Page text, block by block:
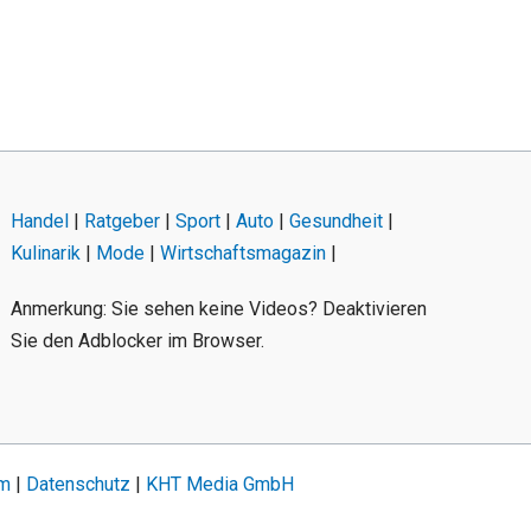
Handel | Ratgeber |Sport |Auto |Gesundheit |
Kulinarik | Mode |Wirtschaftsmagazin |
Anmerkung: Sie sehen keine Videos? Deaktivieren
Sie den Adblocker im Browser.
| Datenschutz | KHT Media GmbH